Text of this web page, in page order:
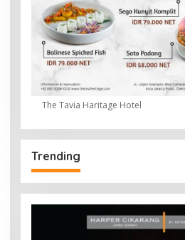
The Tavia Haritage Hotel
Trending